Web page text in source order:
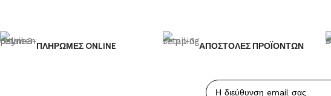
ΠΛΗΡΩΜΕΣ ONLINE ΑΠΟΣΤΟΛΕΣ ΠΡΟΪΟΝΤΩΝ